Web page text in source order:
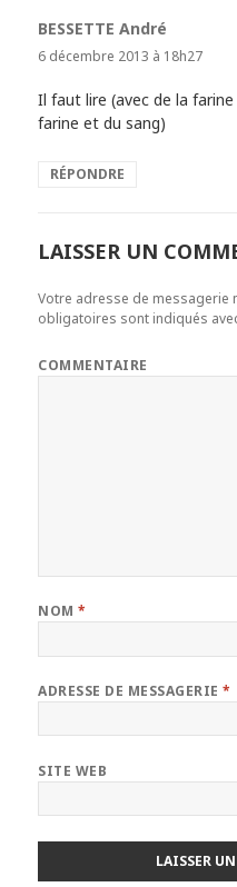
BESSETTE André
6 décembre 2013 à 18h27
Il faut lire (avec de la
farine et du sang)
RÉPONDRE
LAISSER UN
Votre adresse de messagerie
obligatoires sont indiqués
COMMENTAIRE
NOM*
ADRESSE DE MESSAGERIE*
SITE WEB